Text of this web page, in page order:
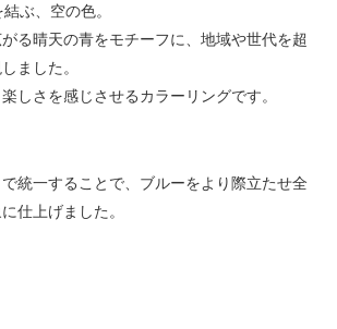
ぶ、空の色。
る晴天の青をモチーフに、地域や世代を超
ました。
しさを感じさせるカラーリングです。
統一することで、ブルーをより際立たせ全
仕上げました。